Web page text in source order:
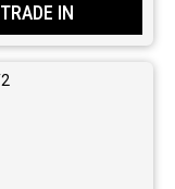
TRADE IN